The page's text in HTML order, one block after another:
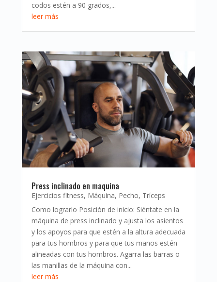
codos estén a 90 grados,...
leer más
Press inclinado en maquina
Ejercicios fitness, Máquina, Pecho, Tríceps
Como lograrlo Posición de inicio: Siéntate en la
máquina de press inclinado y ajusta los asientos
y los apoyos para que estén a la altura adecuada
para tus hombros y para que tus manos estén
alineadas con tus hombros. Agarra las barras o
las manillas de la máquina con...
leer más